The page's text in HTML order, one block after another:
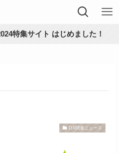
特集サイト はじめました！
DX関連ニュース